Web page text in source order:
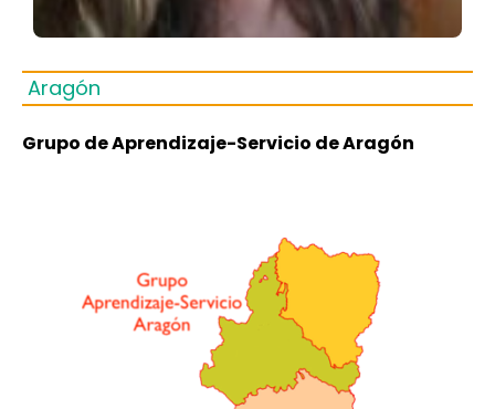
Aragón
Grupo de Aprendizaje-Servicio de Aragón